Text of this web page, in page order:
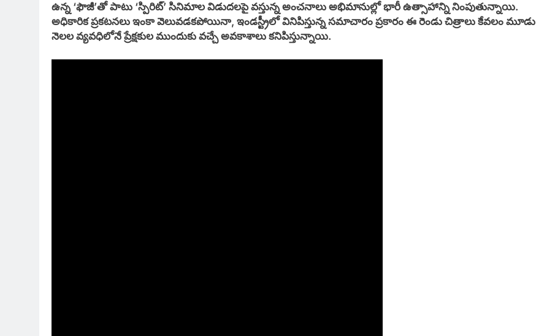
ఉన్న ‘ఫౌజీ’తో పాటు ‘స్పిరిట్’ సినిమాల విడుదలపై వస్తున్న అంచనాలు అభిమానుల్లో భారీ ఉత్సాహాన్ని నింపుతున్నాయి.
అధికారిక ప్రకటనలు ఇంకా వెలువడకపోయినా, ఇండస్ట్రీలో వినిపిస్తున్న సమాచారం ప్రకారం ఈ రెండు చిత్రాలు కేవలం మూడు
నెలల వ్యవధిలోనే ప్రేక్షకుల ముందుకు వచ్చే అవకాశాలు కనిపిస్తున్నాయి.